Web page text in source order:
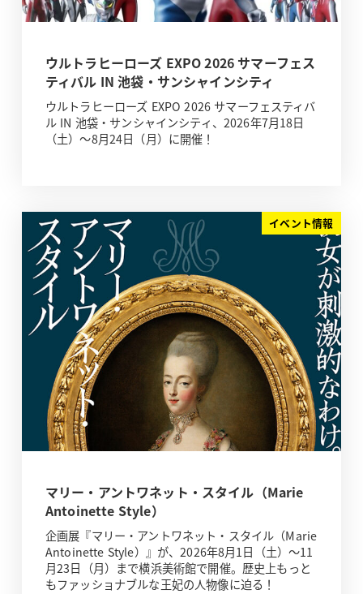
ウルトラヒーローズ EXPO 2026 サマーフェス
ティバル IN 池袋・サンシャインシティ
ウルトラヒーローズ EXPO 2026 サマーフェスティバ
ル IN 池袋・サンシャインシティ、2026年7月18日
（土）～8月24日（月）に開催！
イベント情報
マリー・アントワネット・スタイル（Marie
Antoinette Style）
企画展『マリー・アントワネット・スタイル（Marie
Antoinette Style）』が、2026年8月1日（土）～11
月23日（月）まで横浜美術館で開催。歴史上もっと
もファッショナブルな王妃の人物像に迫る！